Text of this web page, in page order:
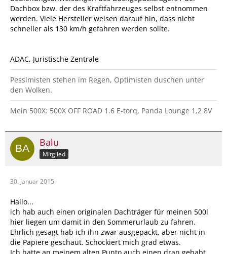
Dachbox bzw. der des Kraftfahrzeuges selbst entnommen
werden. Viele Hersteller weisen darauf hin, dass nicht
schneller als 130 km/h gefahren werden sollte.
ADAC, Juristische Zentrale
Pessimisten stehen im Regen, Optimisten duschen unter
den Wolken.
Mein 500X: 500X OFF ROAD 1.6 E-torq, Panda Lounge 1,2 8V
Balu
Mitglied
30. Januar 2015
Hallo...
ich hab auch einen originalen Dachträger für meinen 500l
hier liegen um damit in den Sommerurlaub zu fahren.
Ehrlich gesagt hab ich ihn zwar ausgepackt, aber nicht in
die Papiere geschaut. Schockiert mich grad etwas.